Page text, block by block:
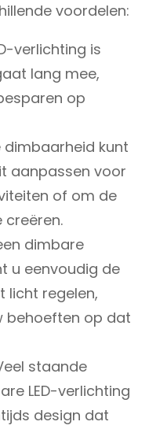
voordelen:
verlichting is
lang mee,
op
dimbaarheid kunt
aanpassen voor
of om de
creëren.
dimbare
u eenvoudig de
licht regelen,
behoeften op dat
staande
LED-verlichting
design dat